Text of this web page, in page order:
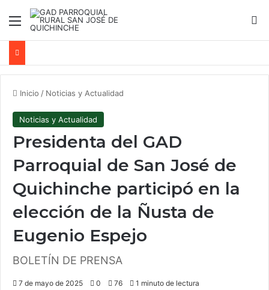
Menú
Inicio / Noticias y Actualidad
Noticias y Actualidad
Presidenta del GAD
Parroquial de San José de
Quichinche participó en la
elección de la Ñusta de
Eugenio Espejo
BOLETÍN DE PRENSA
7 de mayo de 2025 0 76 1 minuto de lectura